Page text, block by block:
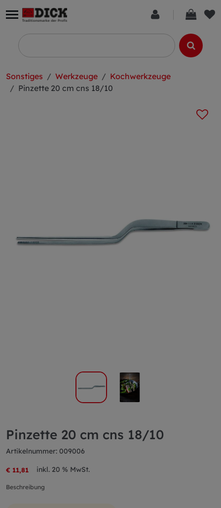
Sonstiges Werkzeuge
Kochwerkzeuge
Pinzette 20 cm cns 18/10
Pinzette 20 cm cns 18/10
Artikelnummer: 009006
€ 11,81 inkl. 20 % MwSt.
Beschreibung